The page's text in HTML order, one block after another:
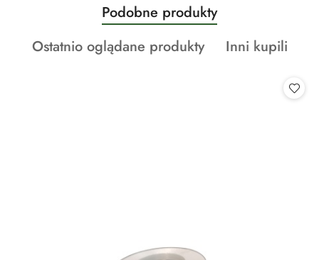
Pomiń karuzelę produktów
Produkty
o
statusie:
Podobne produkty
Produkty
Ostatnio oglądane produkty
Produkty
Inni kupili